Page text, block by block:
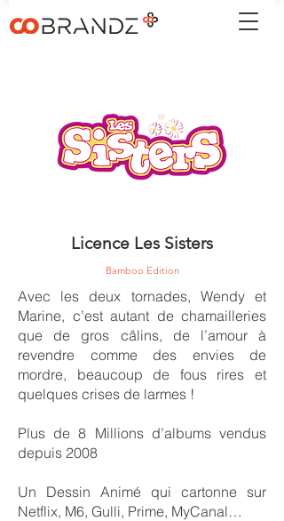
Licence Les Sisters
Bamboo Edition
Avec les deux tornades, Wendy et
Marine, c’est autant de chamailleries
que de gros câlins, de l’amour à
revendre comme des envies de
mordre, beaucoup de fous rires et
quelques crises de larmes !
Plus de 8 Millions d’albums vendus
depuis 2008
Un Dessin Animé qui cartonne sur
Netflix, M6, Gulli, Prime, MyCanal…